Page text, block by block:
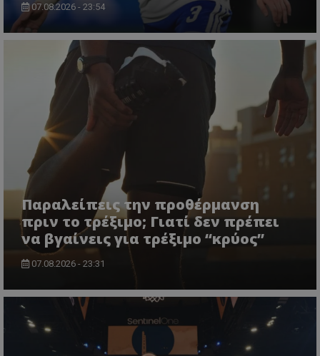
07.08.2026 - 23:54
Παραλείπεις την προθέρμανση
πριν το τρέξιμο; Γιατί δεν πρέπει
να βγαίνεις για τρέξιμο “κρύος”
07.08.2026 - 23:31